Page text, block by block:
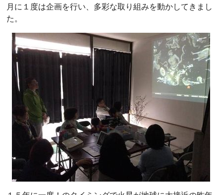
月に１度は企画を行い、多彩な取り組みを動かしてきまし
た。